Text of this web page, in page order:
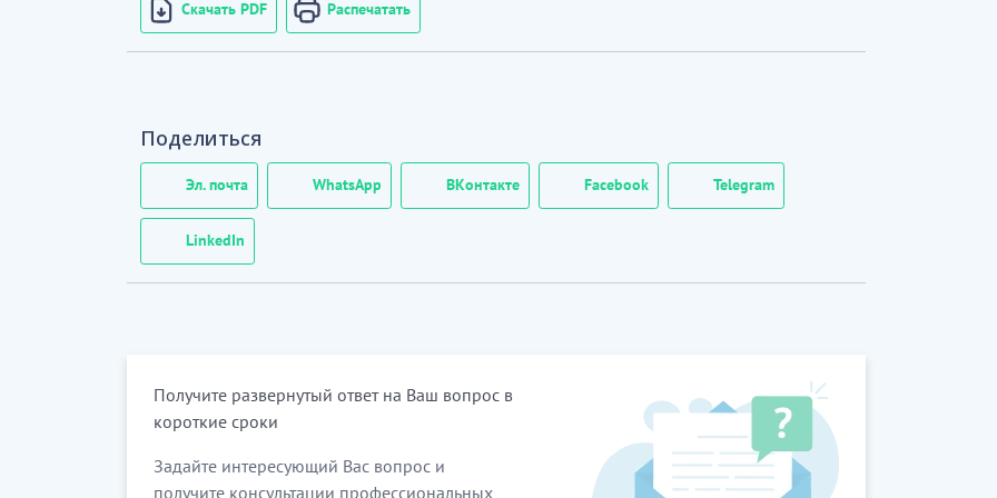
Скачать PDF Распечатать
Поделиться
Эл. почта WhatsApp ВКонтакте Facebook Telegram
LinkedIn
Получите развернутый ответ на Ваш вопрос в
короткие сроки
Задайте интересующий Вас вопрос и
получите консультации профессиональных